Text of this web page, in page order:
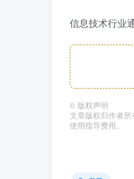
信息技术行业
© 版权声明
文章版权归作者
使用指导费用。